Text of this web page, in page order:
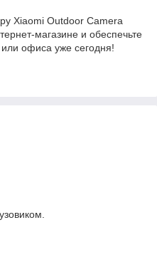
Xiaomi Outdoor Camera
магазине и обеспечьте
офиса уже сегодня!